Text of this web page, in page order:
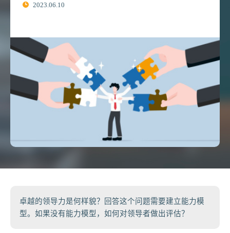
2023.06.10
卓越的领导力是何样貌？回答这个问题需要建立能力模
型。如果没有能力模型，如何对领导者做出评估？